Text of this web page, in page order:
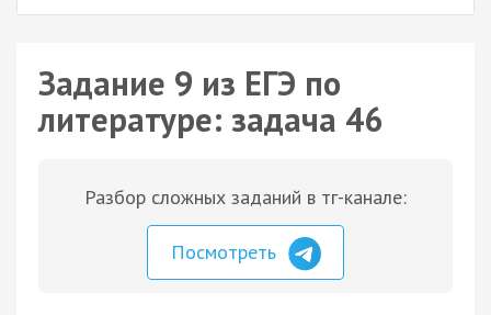
Задание 9 из ЕГЭ по
литературе: задача 46
Разбор сложных заданий в тг-канале:
Посмотреть